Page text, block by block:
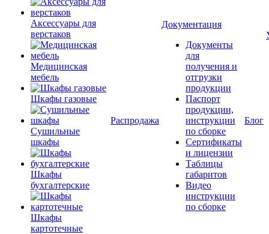
Аксессуары для
верстаков
Медицинская
мебель
Шкафы газовые
Сушильные
шкафы
Шкафы
бухгалтерские
Шкафы
картотечные
Распродажа
Документация
Документы
для
получения и
отгрузки
продукции
Паспорт
продукции,
инструкции
по сборке
Сертификаты
и лицензии
Таблицы
габаритов
Видео
инструкции
по сборке
Блог